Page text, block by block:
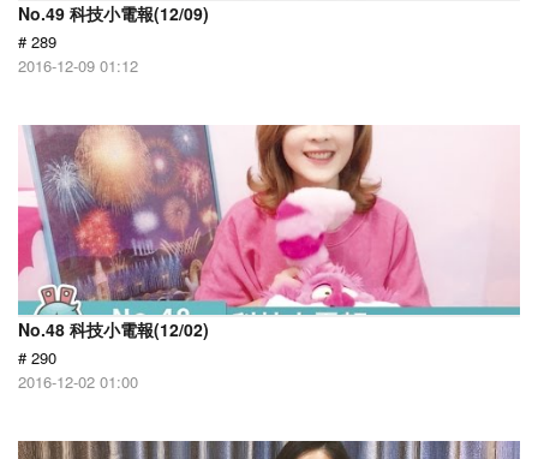
No.49 科技小電報(12/09)
# 289
2016-12-09 01:12
No.48 科技小電報(12/02)
# 290
2016-12-02 01:00